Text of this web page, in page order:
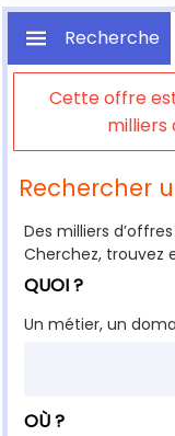
Cette offre
milliers
Recherche
Rechercher
Des milliers
Cherchez, trouvez
QUOI ?
Un métier, un
OÙ ?